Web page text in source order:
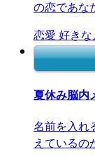
の恋であな
恋愛 好きな
夏休み脳内
名前を入れ
えているの